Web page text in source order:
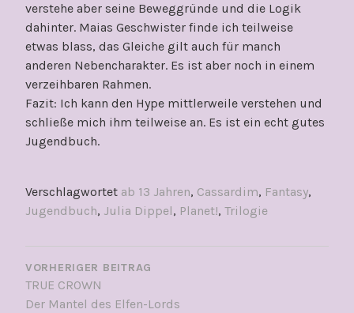
verstehe aber seine Beweggründe und die Logik
dahinter. Maias Geschwister finde ich teilweise
etwas blass, das Gleiche gilt auch für manch
anderen Nebencharakter. Es ist aber noch in einem
verzeihbaren Rahmen.
Fazit: Ich kann den Hype mittlerweile verstehen und
schließe mich ihm teilweise an. Es ist ein echt gutes
Jugendbuch.
Verschlagwortet ab 13 Jahren, Cassardim, Fantasy,
Jugendbuch, Julia Dippel, Planet!, Trilogie
VORHERIGER BEITRAG
TRUE CROWN
Der Mantel des Elfen-Lords